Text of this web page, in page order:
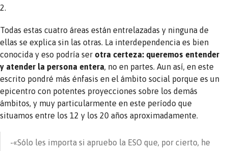
2.
Todas estas cuatro áreas están entrelazadas y ninguna de
ellas se explica sin las otras. La interdependencia es bien
conocida y eso podría ser otra certeza: queremos entender
y atender la persona entera , no en partes. Aun así, en este
escrito pondré más énfasis en el ámbito social porque es un
epicentro con potentes proyecciones sobre los demás
ámbitos, y muy particularmente en este período que
situamos entre los 12 y los 20 años aproximadamente.
-«Sólo les importa si apruebo la ESO que, por cierto, he